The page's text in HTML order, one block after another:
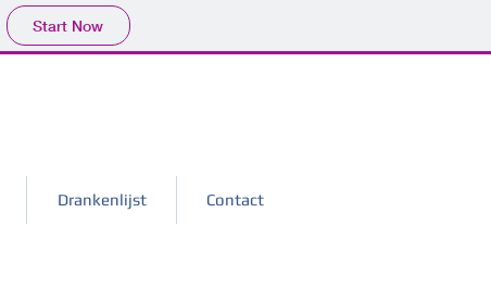
Start Now
Drankenlijst Contact